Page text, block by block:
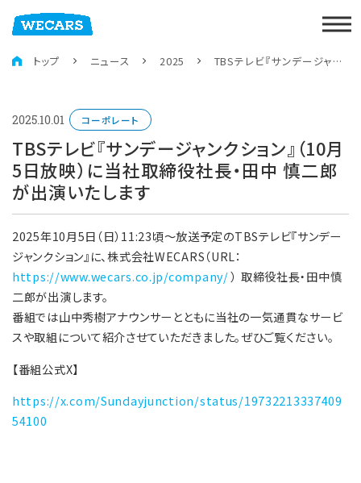
トップ ニュース 2025 TBSテレビ『サンデージャンクション』（10月5日放映）に当社取締役社長・田中 慎二郎が出演いたします
2025.10.01 コーポレート
TBSテレビ『サンデージャンクション』（10月
5日放映）に当社取締役社長・田中 慎二郎
が出演いたします
2025年10月5日（日）11:23頃～放送予定のTBSテレビ『サンデー
ジャンクション』に、株式会社WECARS（URL：
https://www.wecars.co.jp/company/） 取締役社長・田中慎
二郎が出演します。
番組では山中秀樹アナウンサーとともに当社の一気通貫なサービ
スや取組について紹介させていただきました。ぜひご覧ください。
【番組公式X】
https://x.com/Sundayjunction/status/19732213337409
54100